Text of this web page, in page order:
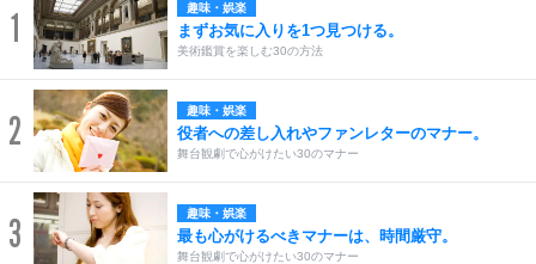
1 趣味・娯楽
まずお気に入りを1つ見つける。
美術鑑賞を楽しむ30の方法
2 趣味・娯楽
役者への差し入れやファンレターのマナー。
舞台観劇で心がけたい30のマナー
3 趣味・娯楽
最も心がけるべきマナーは、時間厳守。
舞台観劇で心がけたい30のマナー